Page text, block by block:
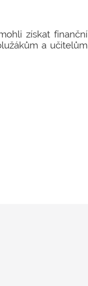
získat finanční
a učitelům